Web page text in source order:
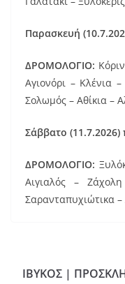
Παρασκευή
ΔΡΟΜΟΛΟΓΙΟ:
Αγιονόρι – Κλένια
Σολωμός – Αθίκια –
Σάββατο (11.7.2026)
ΔΡΟΜΟΛΟΓΙΟ:
Αιγιαλός –
Σαρανταπυχιώτικα –
ΙΒΥΚΟΣ |